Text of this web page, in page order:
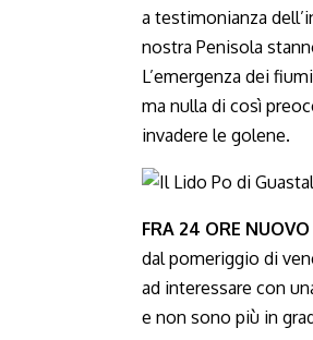
a testimonianza
nostra Penisola
L’emergenza dei
ma nulla di così
invadere le golene.
FRA 24 ORE
dal pomeriggio di
ad interessare con
e non sono più in